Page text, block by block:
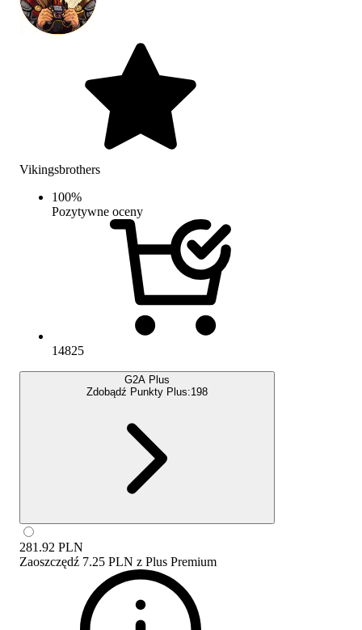
Vikingsbrothers
100%
Pozytywne oceny
14825
G2A Plus
Zdobądź Punkty Plus:198
281.92 PLN
Zaoszczędź 7.25 PLN z Plus Premium